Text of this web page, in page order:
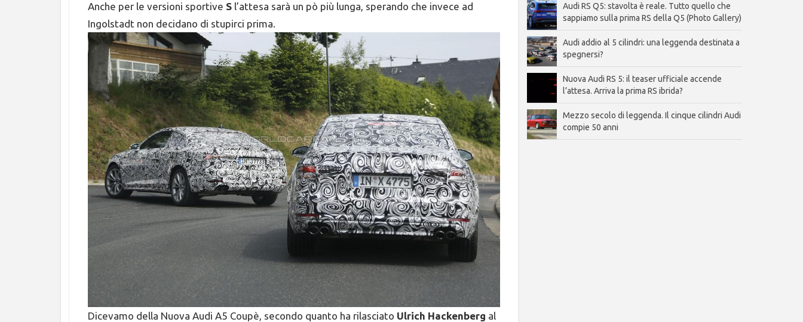
Anche per le versioni sportive S l’attesa sarà un pò più lunga, sperando che invece ad
Ingolstadt non decidano di stupirci prima.
Dicevamo della Nuova Audi A5 Coupè, secondo quanto ha rilasciato Ulrich Hackenberg al
Audi RS Q5: stavolta è reale. Tutto quello che
sappiamo sulla prima RS della Q5 (Photo Gallery)
Audi addio al 5 cilindri: una leggenda destinata a
spegnersi?
Nuova Audi RS 5: il teaser ufficiale accende
l’attesa. Arriva la prima RS ibrida?
Mezzo secolo di leggenda. Il cinque cilindri Audi
compie 50 anni